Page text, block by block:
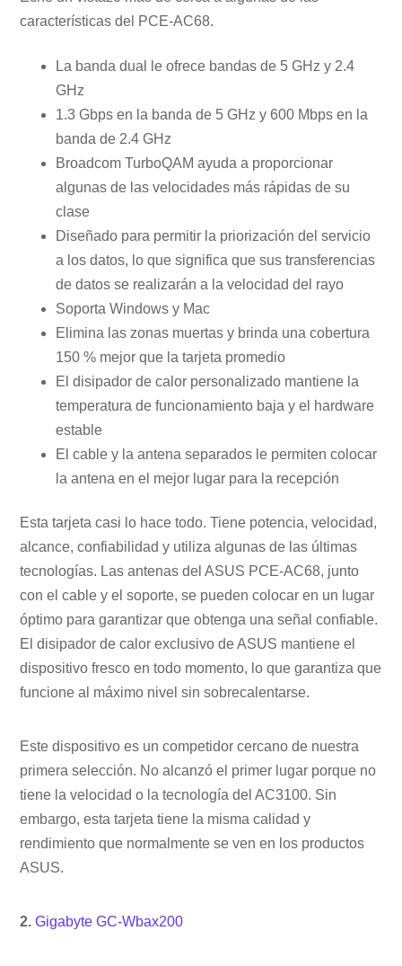
características del PCE-AC68.
La banda dual le ofrece bandas de 5 GHz y 2.4
GHz
1.3 Gbps en la banda de 5 GHz y 600 Mbps en la
banda de 2.4 GHz
Broadcom TurboQAM ayuda a proporcionar
algunas de las velocidades más rápidas de su
clase
Diseñado para permitir la priorización del servicio
a los datos, lo que significa que sus transferencias
de datos se realizarán a la velocidad del rayo
Soporta Windows y Mac
Elimina las zonas muertas y brinda una cobertura
150 % mejor que la tarjeta promedio
El disipador de calor personalizado mantiene la
temperatura de funcionamiento baja y el hardware
estable
El cable y la antena separados le permiten colocar
la antena en el mejor lugar para la recepción
Esta tarjeta casi lo hace todo. Tiene potencia, velocidad,
alcance, confiabilidad y utiliza algunas de las últimas
tecnologías. Las antenas del ASUS PCE-AC68, junto
con el cable y el soporte, se pueden colocar en un lugar
óptimo para garantizar que obtenga una señal confiable.
El disipador de calor exclusivo de ASUS mantiene el
dispositivo fresco en todo momento, lo que garantiza que
funcione al máximo nivel sin sobrecalentarse.
Este dispositivo es un competidor cercano de nuestra
primera selección. No alcanzó el primer lugar porque no
tiene la velocidad o la tecnología del AC3100. Sin
embargo, esta tarjeta tiene la misma calidad y
rendimiento que normalmente se ven en los productos
ASUS.
2.Gigabyte GC-Wbax200